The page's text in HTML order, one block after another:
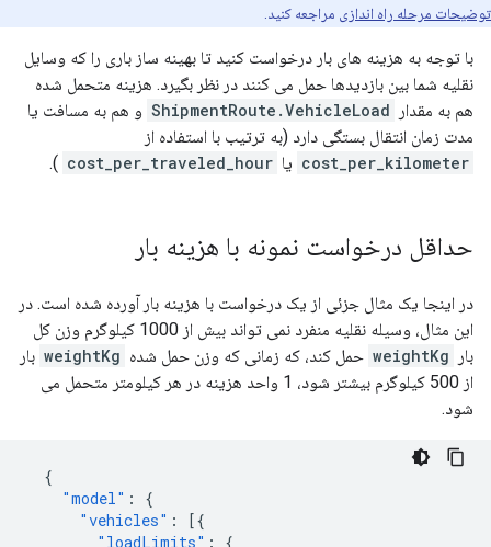
توضیحات مرحله راه اندازی مراجعه کنید.
با توجه به هزینه های بار درخواست کنید تا بهینه ساز باری را که وسایل
نقلیه شما بین بازدیدها حمل می کنند در نظر بگیرد. هزینه متحمل شده
هم به مقدار
ShipmentRoute.VehicleLoad و هم به مسافت یا
مدت زمان انتقال بستگی دارد (به ترتیب با استفاده از
cost_per_kilometer یا cost_per_traveled_hour
).
حداقل درخواست نمونه با هزینه بار
در اینجا یک مثال جزئی از یک درخواست با هزینه بار آورده شده است. در
این مثال، وسیله نقلیه منفرد نمی تواند بیش از 1000 کیلوگرم وزن کل
بار
weightKg حمل کند، که زمانی که وزن حمل شده weightKg بار
از 500 کیلوگرم بیشتر شود، 1 واحد هزینه در هر کیلومتر متحمل می
شود.
{
"model" :
{
"vehicles" :
[{
"loadLimits" :
{